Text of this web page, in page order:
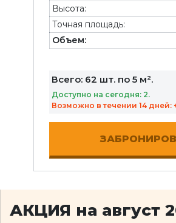
Высота:
Точная площадь:
Объем:
Всего: 62 шт. по 5 м².
Доступно на сегодня: 2.
Возможно в течении 14 дней:
АКЦИЯ на август